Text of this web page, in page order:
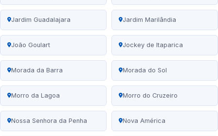
Jardim Guadalajara Jardim Marilândia
João Goulart Jockey de Itaparica
Morada da Barra Morada do Sol
Morro da Lagoa Morro do Cruzeiro
Nossa Senhora da Penha Nova América